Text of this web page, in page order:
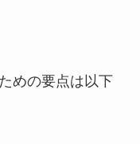
めの要点は以下